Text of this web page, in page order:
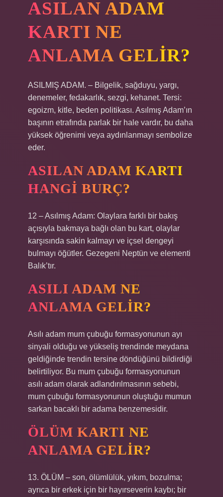
ASILAN ADAM
KARTI NE
ANLAMA GELIR?
ASILMIŞ ADAM. – Bilgelik, sağduyu, yargı,
denemeler, fedakarlık, sezgi, kehanet. Tersi:
egoizm, kitle, beden politikası. Asılmış Adam’ın
başının etrafında parlak bir hale vardır, bu daha
yüksek öğrenimi veya aydınlanmayı sembolize
eder.
ASILAN ADAM KARTI
HANGI BURÇ?
12 – Asılmış Adam: Olaylara farklı bir bakış
açısıyla bakmaya bağlı olan bu kart, olaylar
karşısında sakin kalmayı ve içsel dengeyi
bulmayı öğütler. Gezegeni Neptün ve elementi
Balık’tır.
ASILI ADAM NE
ANLAMA GELIR?
Asılı adam mum çubuğu formasyonunun ayı
sinyali olduğu ve yükseliş trendinde meydana
geldiğinde trendin tersine döndüğünü bildirdiği
belirtiliyor. Bu mum çubuğu formasyonunun
asılı adam olarak adlandırılmasının sebebi,
mum çubuğu formasyonunun oluştuğu mumun
sarkan bacaklı bir adama benzemesidir.
ÖLÜM KARTI NE
ANLAMA GELIR?
13. ÖLÜM – son, ölümlülük, yıkım, bozulma;
ayrıca bir erkek için bir hayırseverin kaybı; bir